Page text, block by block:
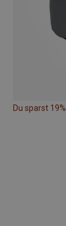
Du sparst 19%